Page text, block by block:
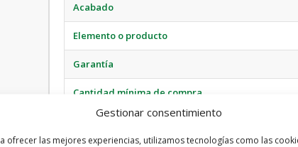
Gestionar consentimiento
ofrecer las mejores experiencias, utilizamos tecnologías como las
Acabado
Elemento o producto
Garantía
Cantidad mínima de compra
Piezas por caja